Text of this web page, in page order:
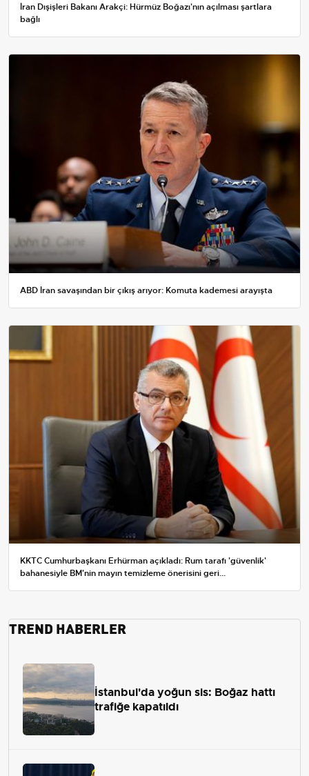
İran Dışişleri Bakanı Arakçi: Hürmüz Boğazı'nın açılması şartlara
bağlı
ABD İran savaşından bir çıkış arıyor: Komuta kademesi arayışta
KKTC Cumhurbaşkanı Erhürman açıkladı: Rum tarafı 'güvenlik'
bahanesiyle BM'nin mayın temizleme önerisini geri...
TREND HABERLER
İstanbul'da yoğun sis: Boğaz hattı
trafiğe kapatıldı